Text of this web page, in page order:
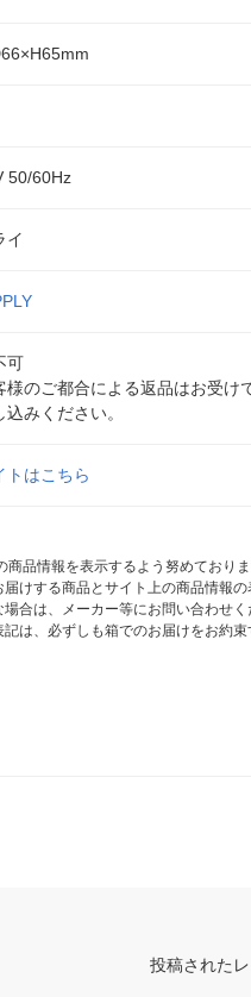
50/60Hz
イ
可
様のご都合による返品はお受
みください。
トはこちら
品情報を表示するよう努めてお
けする商品とサイト上の商品情報
合は、メーカー等にお問い合わせく
は、必ずしも箱でのお届けをお約
投稿された